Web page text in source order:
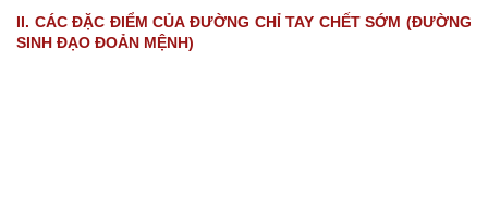
II. CÁC ĐẶC ĐIỂM CỦA ĐƯỜNG CHỈ TAY CHẾT SỚM (ĐƯỜNG
SINH ĐẠO ĐOẢN MỆNH)